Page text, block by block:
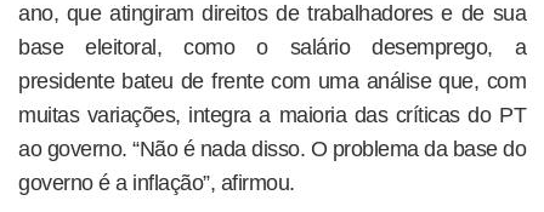
ano, que atingiram direitos de trabalhadores e de sua
base eleitoral, como o salário desemprego, a
presidente bateu de frente com uma análise que, com
muitas variações, integra a maioria das críticas do PT
ao governo. “Não é nada disso. O problema da base do
governo é a inflação”, afirmou.